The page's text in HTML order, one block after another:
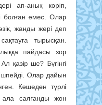
ап-анық көріп,
болған емес. Олар
жанды жері деп
тырысқан.
пайдасы зор
қазір ше? Бүгінгі
Олар дайын
Көшеден түрлі
салғанды жөн